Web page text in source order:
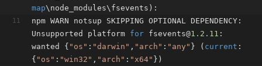
map\node_modules\fsevents):
npm WARN notsup SKIPPING OPTIONAL DEPENDENCY:
Unsupported platform for fsevents@1.2 .11 :
wanted { "os" : "darwin" , "arch" : "any" } ( current :
{ "os" : "win32" , "arch" : "x64" })